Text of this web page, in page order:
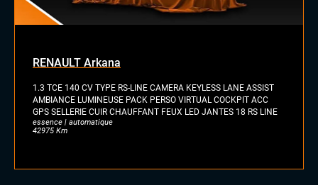
RENAULT Arkana
1.3 TCE 140 CV TYPE RS-LINE CAMERA KEYLESS LANE ASSIST
AMBIANCE LUMINEUSE PACK PERSO VIRTUAL COCKPIT ACC
GPS SELLERIE CUIR CHAUFFANT FEUX LED JANTES 18 RS LINE
essence | automatique
42975 Km